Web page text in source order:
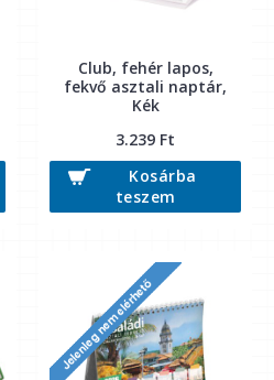
Club, fehér lapos,
fekvő asztali naptár,
Kék
3.239 Ft
Kosárba
teszem